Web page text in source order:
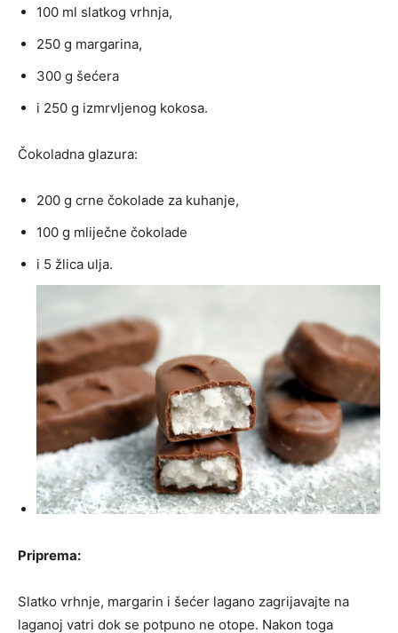
100 ml slatkog vrhnja,
250 g margarina,
300 g šećera
i 250 g izmrvljenog kokosa.
Čokoladna glazura:
200 g crne čokolade za kuhanje,
100 g mliječne čokolade
i 5 žlica ulja.
Priprema:
Slatko vrhnje, margarin i šećer lagano zagrijavajte na
laganoj vatri dok se potpuno ne otope. Nakon toga